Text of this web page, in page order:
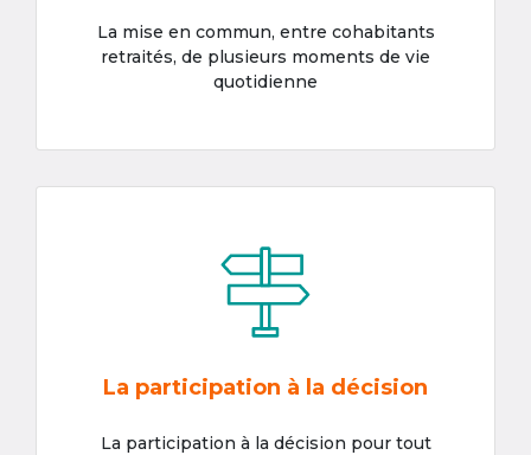
La mise en commun, entre cohabitants
retraités, de plusieurs moments de vie
quotidienne
La participation à la décision
La participation à la décision pour tout